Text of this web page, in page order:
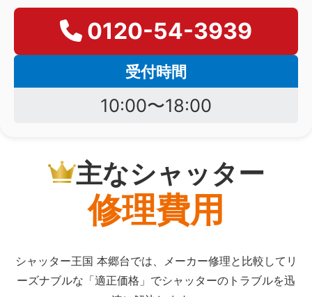
0120-54-3939
受付時間
10:00〜18:00
主なシャッター
修理費用
シャッター王国 本郷台では、メーカー修理と比較してリ
ーズナブルな「適正価格」でシャッターのトラブルを迅